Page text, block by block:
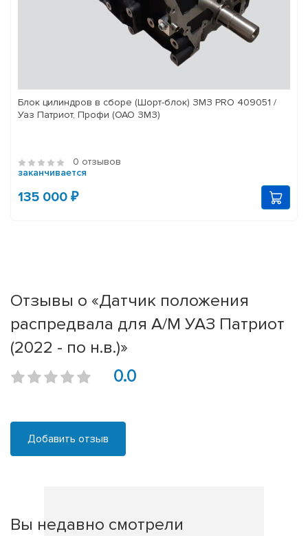
Блок цилиндров в сборе (Шорт-блок) ЗМЗ PRO 409051 /
Уаз Патриот, Профи (ОАО ЗМЗ)
0 отзывов
заканчивается
135 000 ₽
Отзывы о «Датчик положения
распредвала для А/М УАЗ Патриот
(2022 - по н.в.)»
0.0
Добавить отзыв
Вы недавно смотрели